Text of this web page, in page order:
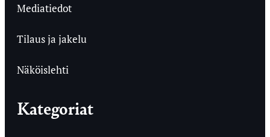
Mediatiedot
Tilaus ja jakelu
Näköislehti
Kategoriat